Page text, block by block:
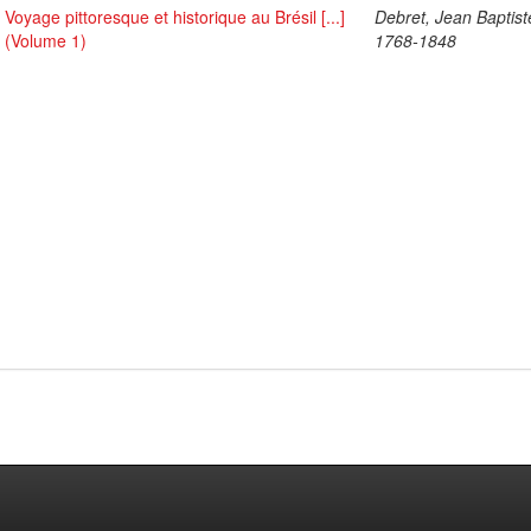
Voyage pittoresque et historique au Brésil [...]
(Volume 1)
Debret, Jean
1768-1848